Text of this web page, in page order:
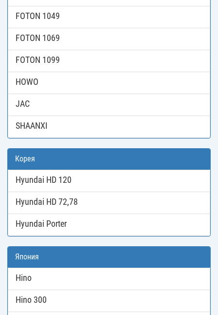
FOTON 1049
FOTON 1069
FOTON 1099
HOWO
JAC
SHAANXI
Корея
Hyundai HD 120
Hyundai HD 72,78
Hyundai Porter
Япония
Hino
Hino 300